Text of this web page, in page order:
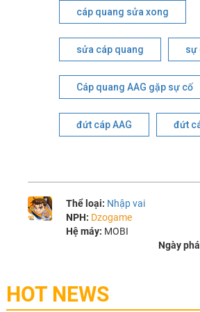
cáp quang sửa xong
sửa cáp quang sự
Cáp quang AAG gặp sự cố
đứt cáp AAG đứt
Thể loại: Nhập vai
NPH: Dzogame
Hệ máy: MOBI
Ngày
HOT NEWS